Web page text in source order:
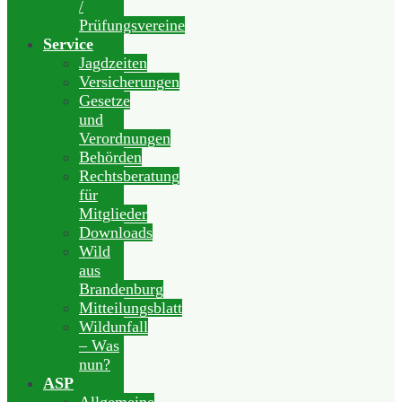
/
Prüfungsvereine
Service
Jagdzeiten
Versicherungen
Gesetze
und
Verordnungen
Behörden
Rechtsberatung
für
Mitglieder
Downloads
Wild
aus
Brandenburg
Mitteilungsblatt
Wildunfall
– Was
nun?
ASP